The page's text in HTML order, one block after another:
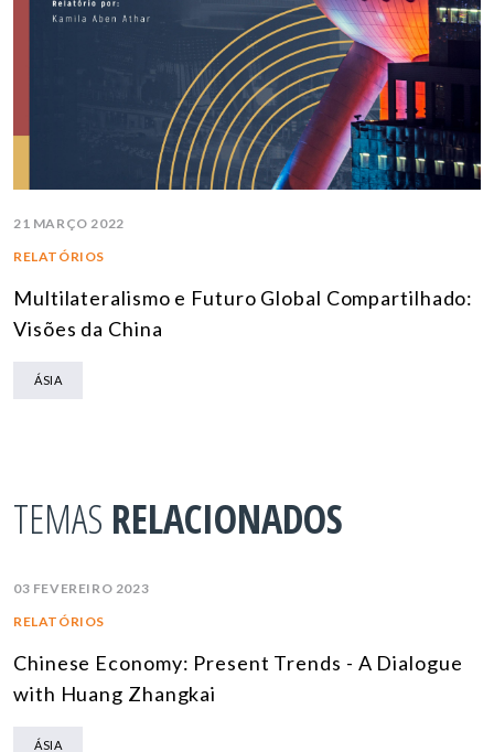
21 MARÇO 2022
RELATÓRIOS
Multilateralismo e Futuro Global Compartilhado:
Visões da China
ÁSIA
TEMAS RELACIONADOS
03 FEVEREIRO 2023
RELATÓRIOS
Chinese Economy: Present Trends - A Dialogue
with Huang Zhangkai
ÁSIA